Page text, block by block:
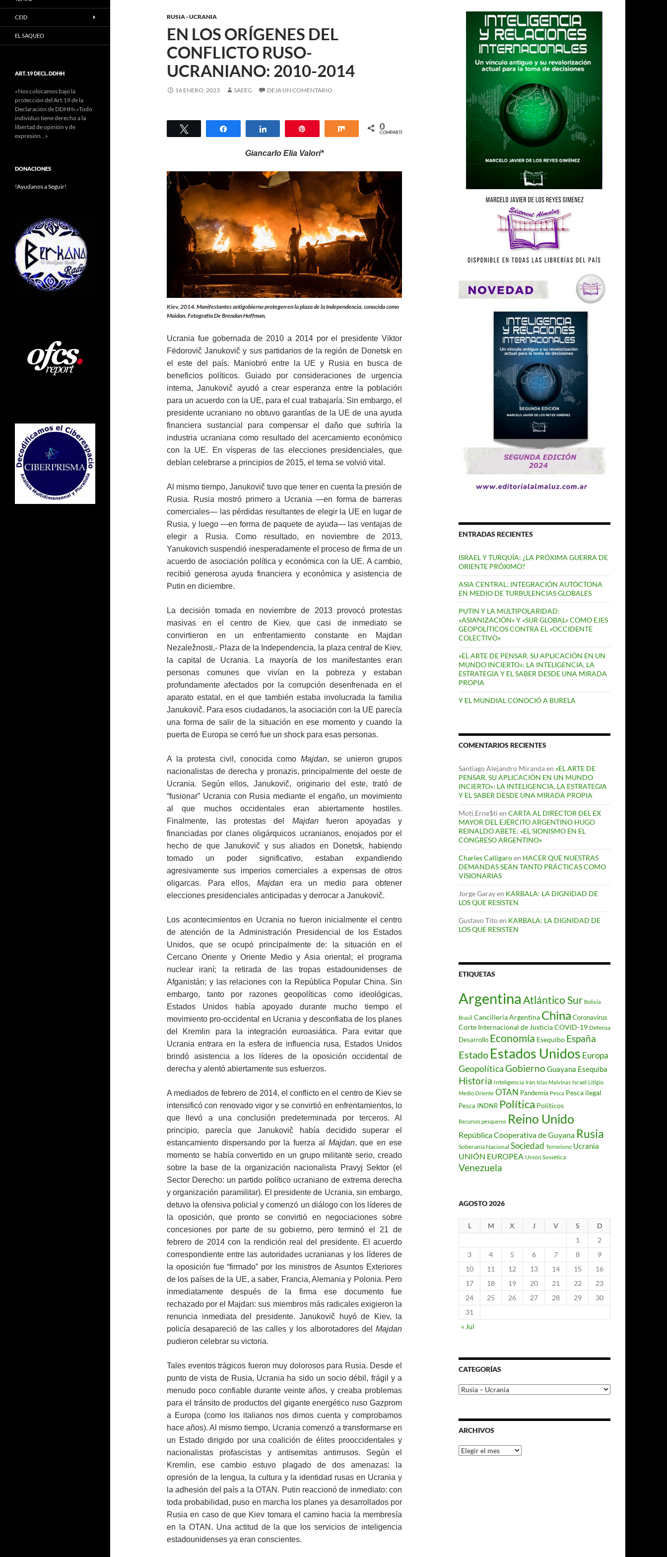
RUSIA - UCRANIA
EN LOS ORÍGENES DEL
CONFLICTO RUSO-
UCRANIANO: 2010-2014
16 ENERO, 2023 SAEEG DEJA UN COMENTARIO
Twittear Compartir Compartir Compartir
0
COMPARTIR
Giancarlo Elia Valori*
Kiev, 2014. Manifestantes antigobierno protegen en la plaza de la Independencia, conocida como
Maidan. Fotografía De Brendan Hoffman.
Ucrania fue gobernada de 2010 a 2014 por el presidente Viktor
Fёdorovič Janukovič y sus partidarios de la región de Donetsk en
el este del país. Maniobró entre la UE y Rusia en busca de
beneficios políticos. Guiado por consideraciones de urgencia
interna, Janukovič ayudó a crear esperanza entre la población
para un acuerdo con la UE, para el cual trabajaría. Sin embargo, el
presidente ucraniano no obtuvo garantías de la UE de una ayuda
financiera sustancial para compensar el daño que sufriría la
industria ucraniana como resultado del acercamiento económico
con la UE. En vísperas de las elecciones presidenciales, que
debían celebrarse a principios de 2015, el tema se volvió vital.
Al mismo tiempo, Janukovič tuvo que tener en cuenta la presión de
Rusia. Rusia mostró primero a Ucrania —en forma de barreras
comerciales— las pérdidas resultantes de elegir la UE en lugar de
Rusia, y luego —en forma de paquete de ayuda— las ventajas de
elegir a Rusia. Como resultado, en noviembre de 2013,
Yanukovich suspendió inesperadamente el proceso de firma de un
acuerdo de asociación política y económica con la UE. A cambio,
recibió generosa ayuda financiera y económica y asistencia de
Putin en diciembre.
La decisión tomada en noviembre de 2013 provocó protestas
masivas en el centro de Kiev, que casi de inmediato se
convirtieron en un enfrentamiento constante en Majdan
Nezaležnosti,- Plaza de la Independencia, la plaza central de Kiev,
la capital de Ucrania. La mayoría de los manifestantes eran
personas comunes que vivían en la pobreza y estaban
profundamente afectados por la corrupción desenfrenada en el
aparato estatal, en el que también estaba involucrada la familia
Janukovič. Para esos ciudadanos, la asociación con la UE parecía
una forma de salir de la situación en ese momento y cuando la
puerta de Europa se cerró fue un shock para esas personas.
A la protesta civil, conocida como Majdan, se unieron grupos
nacionalistas de derecha y pronazis, principalmente del oeste de
Ucrania. Según ellos, Janukovič, originario del este, trató de
“fusionar” Ucrania con Rusia mediante el engaño, un movimiento
al que muchos occidentales eran abiertamente hostiles.
Finalmente, las protestas del Majdanfueron apoyadas y
financiadas por clanes oligárquicos ucranianos, enojados por el
hecho de que Janukovič y sus aliados en Donetsk, habiendo
tomado un poder significativo, estaban expandiendo
agresivamente sus imperios comerciales a expensas de otros
oligarcas. Para ellos, Majdanera un medio para obtener
elecciones presidenciales anticipadas y derrocar a Janukovič.
Los acontecimientos en Ucrania no fueron inicialmente el centro
de atención de la Administración Presidencial de los Estados
Unidos, que se ocupó principalmente de: la situación en el
Cercano Oriente y Oriente Medio y Asia oriental; el programa
nuclear iraní; la retirada de las tropas estadounidenses de
Afganistán; y las relaciones con la República Popular China. Sin
embargo, tanto por razones geopolíticas como ideológicas,
Estados Unidos había apoyado durante mucho tiempo el
movimiento pro-occidental en Ucrania y desconfiaba de los planes
del Kremlin para la integración euroasiática. Para evitar que
Ucrania entrara en la esfera de influencia rusa, Estados Unidos
brindó asistencia a los líderes de la oposición occidental de
derecha y alentó abiertamente sus esfuerzos.
A mediados de febrero de 2014, el conflicto en el centro de Kiev se
intensificó con renovado vigor y se convirtió en enfrentamientos, lo
que llevó a una conclusión predeterminada por terceros. Al
principio, parecía que Janukovič había decidido superar el
estancamiento dispersando por la fuerza al Majdan, que en ese
momento se había convertido en un grupo militante serio, creado
sobre la base de la organización nacionalista Pravyj Sektor (el
Sector Derecho: un partido político ucraniano de extrema derecha
y organización paramilitar). El presidente de Ucrania, sin embargo,
detuvo la ofensiva policial y comenzó un diálogo con los líderes de
la oposición, que pronto se convirtió en negociaciones sobre
concesiones por parte de su gobierno, pero terminó el 21 de
febrero de 2014 con la rendición real del presidente. El acuerdo
correspondiente entre las autoridades ucranianas y los líderes de
la oposición fue “firmado” por los ministros de Asuntos Exteriores
de los países de la UE, a saber, Francia, Alemania y Polonia. Pero
inmediatamente después de la firma ese documento fue
rechazado por el Majdan: sus miembros más radicales exigieron la
renuncia inmediata del presidente. Janukovič huyó de Kiev, la
policía desapareció de las calles y los alborotadores del Majdan
pudieron celebrar su victoria.
Tales eventos trágicos fueron muy dolorosos para Rusia. Desde el
punto de vista de Rusia, Ucrania ha sido un socio débil, frágil y a
menudo poco confiable durante veinte años, y creaba problemas
para el tránsito de productos del gigante energético ruso Gazprom
a Europa (como los italianos nos dimos cuenta y comprobamos
hace años). Al mismo tiempo, Ucrania comenzó a transformarse en
un Estado dirigido por una coalición de élites prooccidentales y
nacionalistas profascistas y antisemitas antirrusos. Según el
Kremlin, ese cambio estuvo plagado de dos amenazas: la
opresión de la lengua, la cultura y la identidad rusas en Ucrania y
la adhesión del país a la OTAN. Putin reaccionó de inmediato: con
toda probabilidad, puso en marcha los planes ya desarrollados por
Rusia en caso de que Kiev tomara el camino hacia la membresía
en la OTAN. Una actitud de la que los servicios de inteligencia
estadounidenses ya eran conscientes.
ENTRADAS RECIENTES
ISRAEL Y TURQUÍA: ¿LA PRÓXIMA GUERRA DE
ORIENTE PRÓXIMO?
ASIA CENTRAL: INTEGRACIÓN AUTÓCTONA
EN MEDIO DE TURBULENCIAS GLOBALES
PUTIN Y LA MULTIPOLARIDAD:
«ASIANIZACIÓN» Y «SUR GLOBAL» COMO EJES
GEOPOLÍTICOS CONTRA EL «OCCIDENTE
COLECTIVO»
«EL ARTE DE PENSAR. SU APLICACIÓN EN UN
MUNDO INCIERTO»: LA INTELIGENCIA, LA
ESTRATEGIA Y EL SABER DESDE UNA MIRADA
PROPIA
Y EL MUNDIAL CONOCIÓ A BURELA
COMENTARIOS RECIENTES
Santiago Alejandro Mirandaen «EL ARTE DE
PENSAR. SU APLICACIÓN EN UN MUNDO
INCIERTO»: LA INTELIGENCIA, LA ESTRATEGIA
Y EL SABER DESDE UNA MIRADA PROPIA
Moti,Erne$ti en CARTA AL DIRECTOR DEL EX
MAYOR DEL EJÉRCITO ARGENTINO HUGO
REINALDO ABETE: «EL SIONISMO EN EL
CONGRESO ARGENTINO»
Charles Calligaroen HACER QUE NUESTRAS
DEMANDAS SEAN TANTO PRÁCTICAS COMO
VISIONARIAS
Jorge Garayen KARBALA: LA DIGNIDAD DE
LOS QUE RESISTEN
Gustavo Titoen KARBALA: LA DIGNIDAD DE
LOS QUE RESISTEN
ETIQUETAS
Argentina Atlántico Sur Bolivia
Brasil Cancillería Argentina China Coronavirus
Corte Internacional de JusticiaCOVID-19 Defensa
Desarrollo Economía Esequibo España
Estado Estados Unidos Europa
GeopolíticaGobierno Guayana Esequiba
Historia Inteligencia Irán Islas Malvinas Israel Litigio
Medio Oriente OTAN Pandemia Pesca Pesca ilegal
Pesca INDNR Política Políticos
Recursos pesqueros Reino Unido
República Cooperativa de Guyana Rusia
Soberanía Nacional Sociedad Terrorismo Ucrania
UNIÓN EUROPEA Unión Soviética
Venezuela
AGOSTO 2026
L M X J V S
D
1
2
3
4 5 6 7 8
9
10
11 12 13 14 15
16
17
18 19 20 21 22
23
24
25 26 27 28 29
30
31
« Jul
CATEGORÍAS
Categorías
ARCHIVOS
Archivos
CEID
EL SAQUEO
ART.19 DECL.DDHH
«Nos colocamos bajo la
protección del Art.19 de la
Declaración de DDHH»,»Todo
individuo tiene derecho a la
libertad de opinión y de
expresión…»
DONACIONES
!Ayudanos a Seguir!